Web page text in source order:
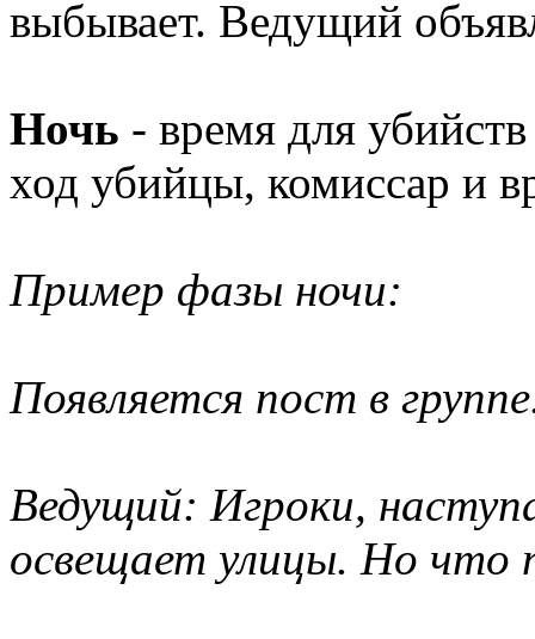
выбывает. Ведущий
Ночь - время для
ход убийцы, комиссар и
Пример фазы ночи:
Появляется пост в
Ведущий: Игроки,
освещает улицы. Но что